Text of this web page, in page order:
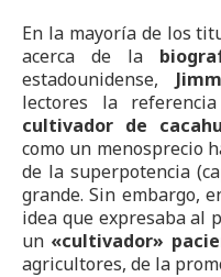
En la mayoría de los
acerca de la
estadounidense,
lectores la
cultivador de
como un menosprecio
de la superpotencia
grande. Sin embargo,
idea que expresaba al
un «cultivador»
agricultores, de la